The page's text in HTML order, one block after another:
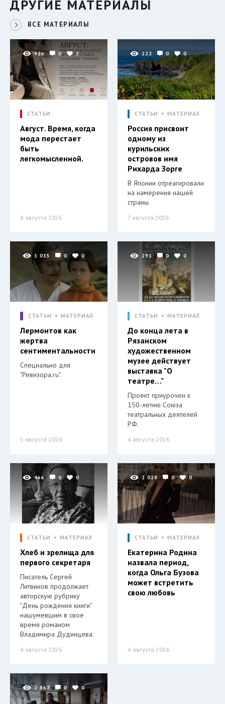
ДРУГИЕ МАТЕРИАЛЫ
ВСЕ МАТЕРИАЛЫ
926 0 2
СТАТЬИ
Август. Время, когда
мода перестает
быть
легкомысленной.
8 августа 2026
222 0 0
СТАТЬИ МАТЕРИАЛ
Россия присвоит
одному из
курильских
островов имя
Рихарда Зорге
В Японии отреагировали
на намерения нашей
страны.
7 августа 2026
1 015 0 0
СТАТЬИ МАТЕРИАЛ
Лермонтов как
жертва
сентиментальности
Специально для
"Ревизора.ru".
5 августа 2026
291 0 0
СТАТЬИ МАТЕРИАЛ
До конца лета в
Рязанском
художественном
музее действует
выставка "О
театре…"
Проект приурочен к
150-летию Союза
театральных деятелей
РФ.
4 августа 2026
466 0 0
СТАТЬИ МАТЕРИАЛ
Хлеб и зрелища для
первого секретаря
Писатель Сергей
Литвинов продолжает
авторскую рубрику
"День рождения книги"
нашумевшим в свое
время романом
Владимира Дудинцева.
4 августа 2026
2 028 0 0
СТАТЬИ МАТЕРИАЛ
Екатерина Родина
назвала период,
когда Ольга Бузова
может встретить
свою любовь
4 августа 2026
2 867 0 0